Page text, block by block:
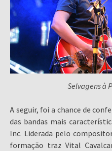
Selvagens à
A seguir, foi a chance de
das bandas mais
Inc. Liderada pelo
formação traz Vital